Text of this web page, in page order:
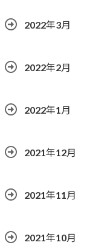
2022年3月
2022年2月
2022年1月
2021年12月
2021年11月
2021年10月